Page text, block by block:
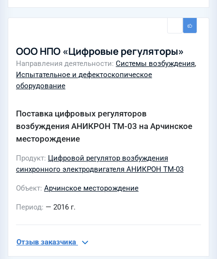
ООО НПО «Цифровые регуляторы»
Направления деятельности Системы возбуждения,
Испытательное и дефектоскопическое
оборудование
Поставка цифровых регуляторов
возбуждения АНИКРОН ТМ-03 на Арчинское
месторождение
Продукт Цифровой регулятор возбуждения
синхронного электродвигателя АНИКРОН ТМ-03
Объект Арчинское месторождение
Период — 2016 г.
Отзыв заказчика